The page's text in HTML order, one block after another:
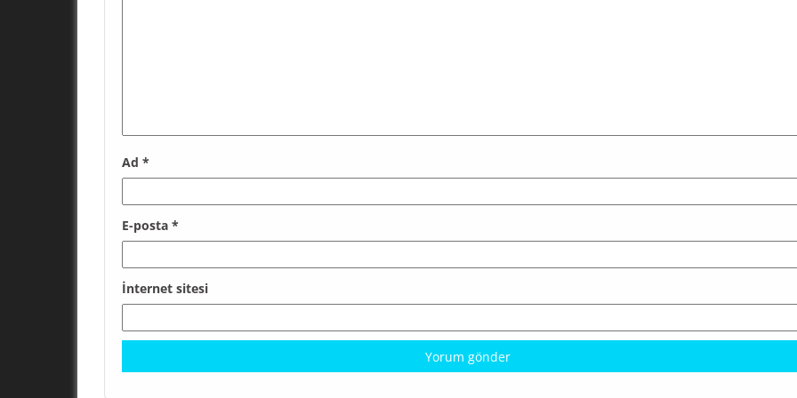
Ad *
E-posta *
İnternet sitesi